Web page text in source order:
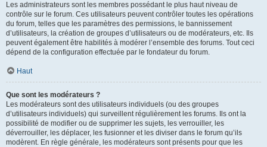
Les administrateurs sont les membres possédant le plus haut niveau de
contrôle sur le forum. Ces utilisateurs peuvent contrôler toutes les opérations
du forum, telles que les paramètres des permissions, le bannissement
d’utilisateurs, la création de groupes d’utilisateurs ou de modérateurs, etc. Ils
peuvent également être habilités à modérer l’ensemble des forums. Tout ceci
dépend de la configuration effectuée par le fondateur du forum.
Haut
Que sont les modérateurs ?
Les modérateurs sont des utilisateurs individuels (ou des groupes
d’utilisateurs individuels) qui surveillent régulièrement les forums. Ils ont la
possibilité de modifier ou de supprimer les sujets, les verrouiller, les
déverrouiller, les déplacer, les fusionner et les diviser dans le forum qu’ils
modèrent. En règle générale, les modérateurs sont présents pour que les